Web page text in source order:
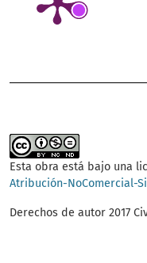
Esta obra está bajo una
Atribución-NoComercial-
Derechos de autor 2017